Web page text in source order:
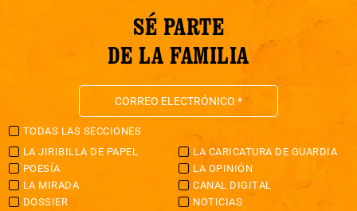
SÉ PARTE
DE LA FAMILIA
TODAS LAS SECCIONES
LA JIRIBILLA DE PAPEL
LA CARICATURA DE GUARDIA
POESÍA
LA OPINIÓN
LA MIRADA
CANAL DIGITAL
DOSSIER
NOTICIAS